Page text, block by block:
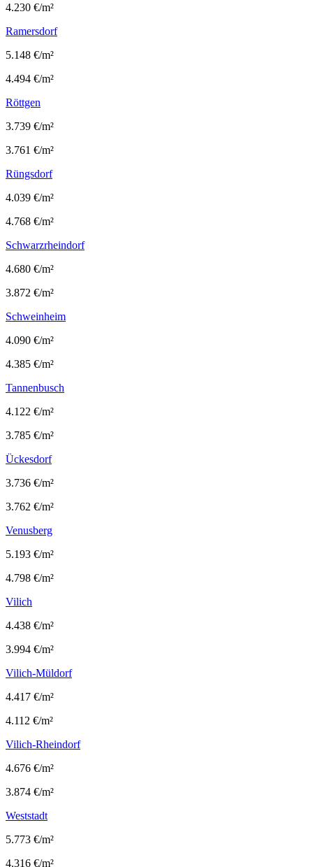
4.230 €/m²
Ramersdorf
5.148 €/m²
4.494 €/m²
Röttgen
3.739 €/m²
3.761 €/m²
Rüngsdorf
4.039 €/m²
4.768 €/m²
Schwarzrheindorf
4.680 €/m²
3.872 €/m²
Schweinheim
4.090 €/m²
4.385 €/m²
Tannenbusch
4.122 €/m²
3.785 €/m²
Ückesdorf
3.736 €/m²
3.762 €/m²
Venusberg
5.193 €/m²
4.798 €/m²
Vilich
4.438 €/m²
3.994 €/m²
Vilich-Müldorf
4.417 €/m²
4.112 €/m²
Vilich-Rheindorf
4.676 €/m²
3.874 €/m²
Weststadt
5.773 €/m²
4.316 €/m²